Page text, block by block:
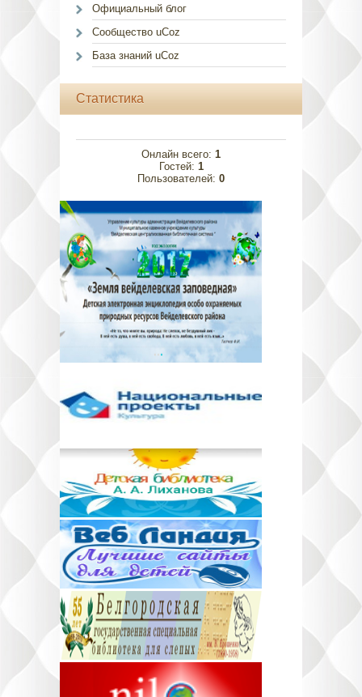
Официальный блог
Сообщество uCoz
База знаний uCoz
Статистика
Онлайн всего: 1
Гостей: 1
Пользователей: 0